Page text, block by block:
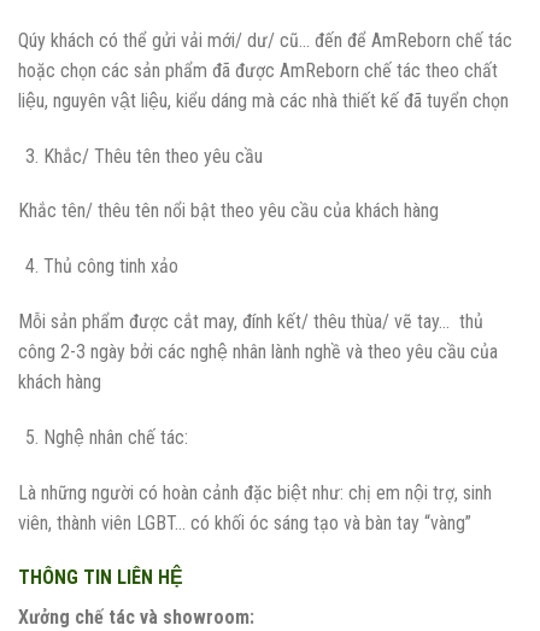
Qúy khách có thể gửi vải mới/ dư/ cũ… đến để AmReborn chế tác
hoặc chọn các sản phẩm đã được AmReborn chế tác theo chất
liệu, nguyên vật liệu, kiểu dáng mà các nhà thiết kế đã tuyển chọn
Khắc/ Thêu tên theo yêu cầu
Khắc tên/ thêu tên nổi bật theo yêu cầu của khách hàng
Thủ công tinh xảo
Mỗi sản phẩm được cắt may, đính kết/ thêu thùa/ vẽ tay… thủ
công 2-3 ngày bởi các nghệ nhân lành nghề và theo yêu cầu của
khách hàng
Nghệ nhân chế tác:
Là những người có hoàn cảnh đặc biệt như: chị em nội trợ, sinh
viên, thành viên LGBT… có khối óc sáng tạo và bàn tay “vàng”
THÔNG TIN LIÊN HỆ
Xưởng chế tác và showroom: